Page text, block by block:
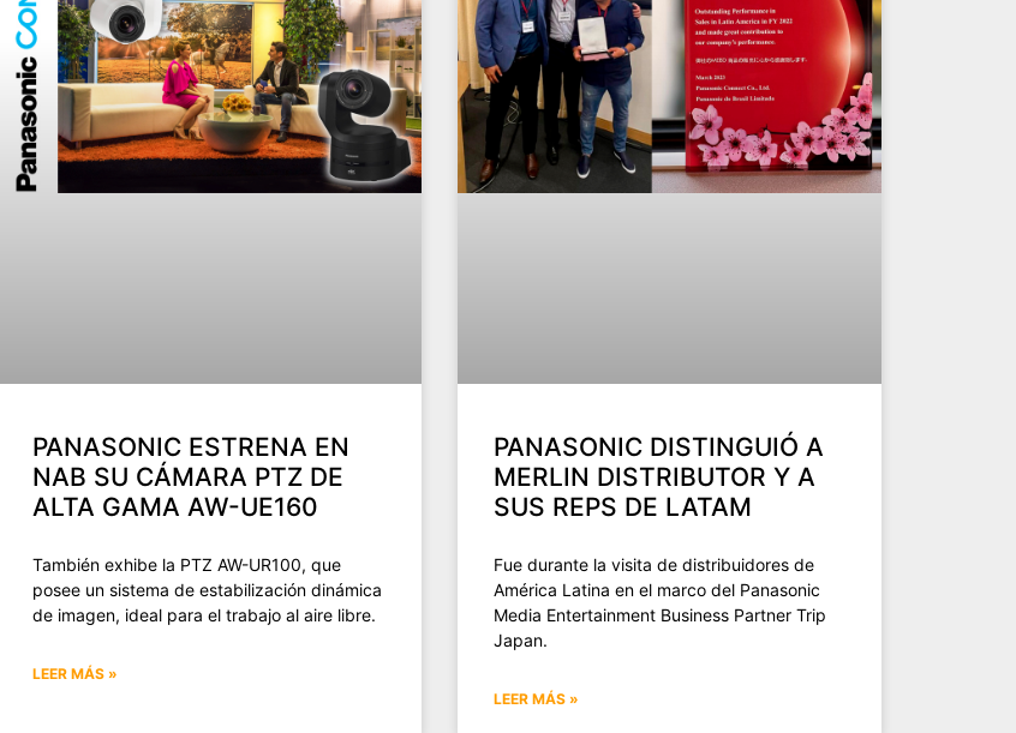
PANASONIC ESTRENA EN
NAB SU CÁMARA PTZ DE
ALTA GAMA AW-UE160
También exhibe la PTZ AW-UR100, que
posee un sistema de estabilización dinámica
de imagen, ideal para el trabajo al aire libre.
LEER MÁS »
PANASONIC DISTINGUIÓ A
MERLIN DISTRIBUTOR Y A
SUS REPS DE LATAM
Fue durante la visita de distribuidores de
América Latina en el marco del Panasonic
Media Entertainment Business Partner Trip
Japan.
LEER MÁS »